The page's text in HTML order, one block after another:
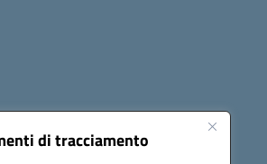
di tracciamento